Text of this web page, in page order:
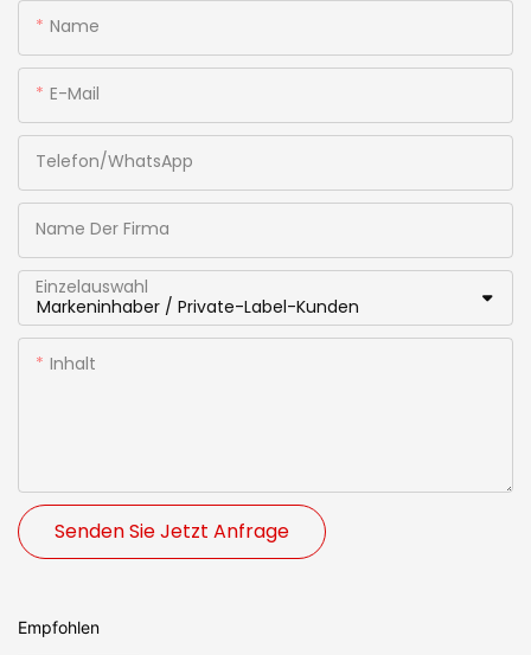
Name
E-Mail
Telefon/WhatsApp
Name Der Firma
Einzelauswahl
Inhalt
Senden Sie Jetzt Anfrage
Empfohlen